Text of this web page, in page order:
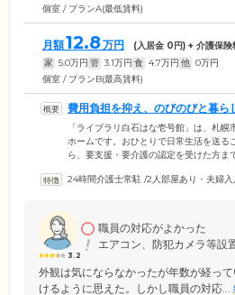
個室 / プランA(最低賃料)
月額12.8 万円 (入居金 0円) + 介護保険
家 5.0万円 管 3.1万円 食 4.7万円 他 0万円
個室 / プランB(最高賃料)
費用負担を抑え、のびのびと暮ら
ームです
「ライブラリ白石はな壱号館」は、札
ホームです。おひとりで日常生活を送る
ら、要支援・要介護の認定を受けた方ま
完備した広い個室をご用意しました。ベ
ています。月々の利用料金もリーズナブ
面でお悩みの方もぜひ一度ご相談ください
24時間介護士常駐 /2人部屋あり・夫婦
3.2
職員の対応がよかった
エアコン、防犯カメラ等設
外観は気にならなかったが年数が経っ
けるように思えた。しかし職員の対応...